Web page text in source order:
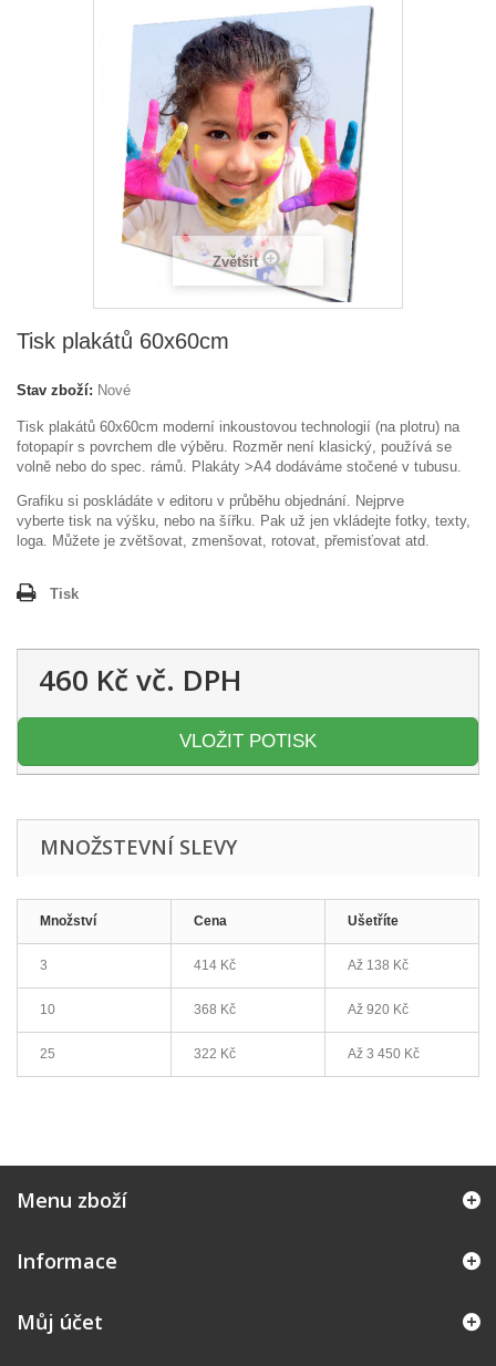
Zvětšit
Tisk plakátů 60x60cm
Stav zboží: Nové
Tisk plakátů 60x60cm moderní inkoustovou technologií (na plotru) na
fotopapír s povrchem dle výběru. Rozměr není klasický, používá se
volně nebo do spec. rámů. Plakáty >A4 dodáváme stočené v tubusu.
Grafiku si poskládáte v editoru v průběhu objednání. Nejprve
vyberte tisk na výšku, nebo na šířku. Pak už jen vkládejte fotky, texty,
loga. Můžete je zvětšovat, zmenšovat, rotovat, přemisťovat atd.
Tisk
460 Kčvč. DPH
VLOŽIT POTISK
MNOŽSTEVNÍ SLEVY
Množství Cena Ušetříte
3 414 Kč Až 138 Kč
10 368 Kč Až 920 Kč
25 322 Kč Až 3 450 Kč
Menu zboží
Informace
Můj účet